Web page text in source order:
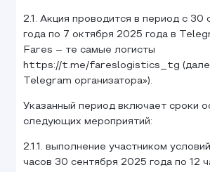
2.1. Акция проводится в период с 30
года по 7 октября 2025 года в
Fares – те самые логисты
https://t.me/fareslogistics_tg
Telegram организатора»).
Указанный период включает сроки
следующих мероприятий:
2.1.1. выполнение участником
часов 30 сентября 2025 года по 12